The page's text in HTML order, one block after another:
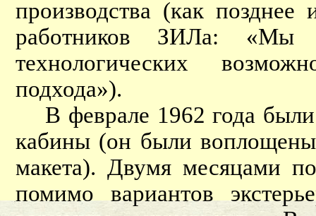
производства (как
работников ЗИЛа: «Мы
технологических
подхода»).
В феврале 1962 года были
кабины (он были воплощены
макета). Двумя месяцами
помимо вариантов